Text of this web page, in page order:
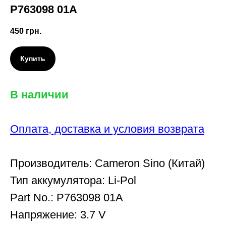
P763098 01A
450 грн.
Купить
В наличии
Оплата, доставка и условия возврата
Производитель: Cameron Sino (Китай)
Тип аккумулятора: Li-Pol
Part No.: P763098 01A
Напряжение: 3.7 V